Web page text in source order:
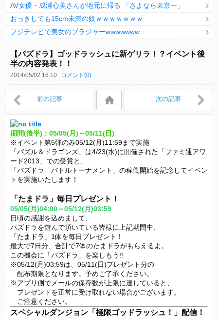
Powered by livedoor 相互RSS
AV女優・成瀬心美さんが地元に帰る 「さよなら東京ー」
おっきしても15cm未満の奴ｗｗｗｗｗｗｗ
フジテレビで美女のブラジャーwwwwwww
【パズドラ】ゴッドラッシュに新ゲリラ！？イベント後
半の内容発表！！
2014/05/02 16:10 コメント(0)
前の記事 次の記事
期間(後半)：05/05(月)～05/11(日)
※イベント第5弾のみ05/12(月)11:59まで実施
「パズル＆ドラゴンズ」は4/23(水)に開催された「ファミ通アワ
ード2013」での受賞と、
「パズドラ バトルトーナメント」の稼働開始を記念してイベン
トを実施いたします！
「たまドラ」毎日プレゼント！
05/05(月)04:00～05/12(月)03:59
日頃の感謝を込めまして、
パズドラを遊んで頂いている皆様に上記期間中、
「たまドラ」1体を毎日プレゼント！
最大で7日分、合計で7体のたまドラがもらえるよ。
この機会に「パズドラ」を楽しもう!!
※05/12(月)03:59は、05/11(日)プレゼント分の
配布期限となります。予めご了承ください。
※アプリ側でメールの保存数が上限に達していると、
プレゼントを正常に受け取れない場合がございます。
ご注意ください。
スペシャルダンジョン「極限ゴッドラッシュ！」配信！